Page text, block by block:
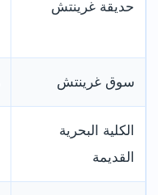
حديقة غرينتش
سوق غرينتش
الكلية البحرية
القديمة